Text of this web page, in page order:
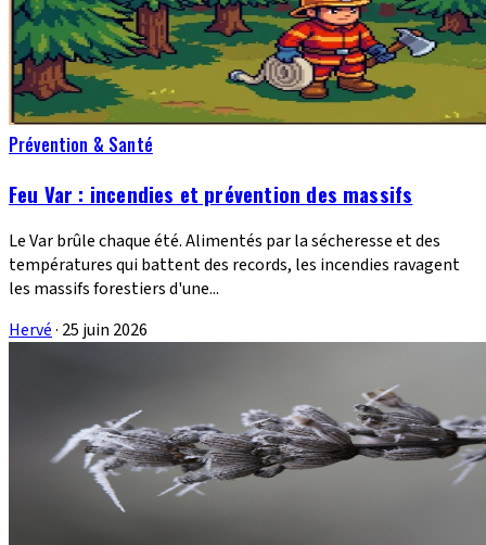
Prévention & Santé
Feu Var : incendies et prévention des massifs
Le Var brûle chaque été. Alimentés par la sécheresse et des
températures qui battent des records, les incendies ravagent
les massifs forestiers d'une...
Hervé· 25 juin 2026